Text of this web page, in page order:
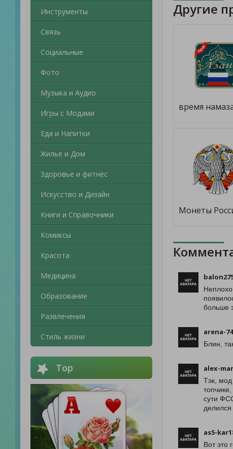
Инструменты
Связь
Социальные
Фото
Музыка и Аудио
Игры с Модами
Еда и Напитки
Жилье и Дом
Здоровье и фитнес
Искусство и Дизайн
Книги и Справочники
Комиксы
Красота
Медицина
Образование
Развлечения
Стиль жизни
Top
Другие
больше
arena-74
Блин,
alex-
Тэк, мод
сути
as5-
Вот это